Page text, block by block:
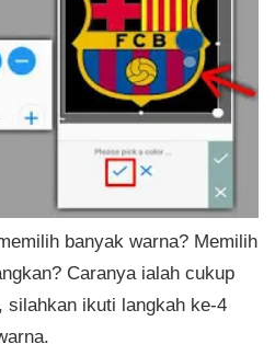
banyak warna? Memilih
Caranya ialah cukup
silahkan ikuti langkah ke-4